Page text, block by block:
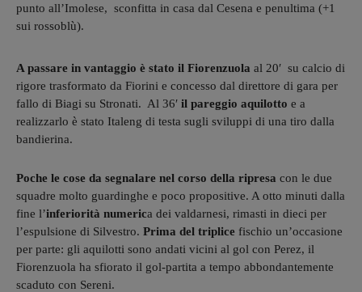
punto all’Imolese, sconfitta in casa dal Cesena e penultima (+1
sui rossoblù).
A passare in vantaggio è stato il Fiorenzuola al 20′ su calcio di
rigore trasformato da Fiorini e concesso dal direttore di gara per
fallo di Biagi su Stronati. Al 36′ il pareggio aquilotto e a
realizzarlo è stato Italeng di testa sugli sviluppi di una tiro dalla
bandierina.
Poche le cose da segnalare nel corso della ripresa con le due
squadre molto guardinghe e poco propositive. A otto minuti dalla
fine l’inferiorità numerica dei valdarnesi, rimasti in dieci per
l’espulsione di Silvestro. Prima del triplice fischio un’occasione
per parte: gli aquilotti sono andati vicini al gol con Perez, il
Fiorenzuola ha sfiorato il gol-partita a tempo abbondantemente
scaduto con Sereni.